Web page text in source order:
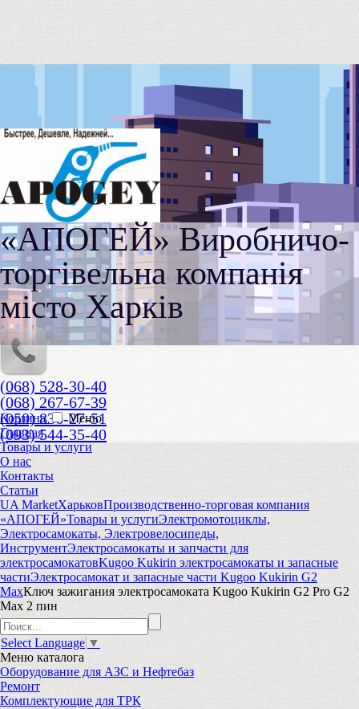
«АПОГЕЙ» Виробничо-
торгівельна компанія
місто Харків
(068) 528-30-40
(068) 267-67-39
(050) 836-27-51
(093) 544-35-40
Корзина
Меню
Главная
Товары и услуги
О нас
Контакты
Статьи
UA MarketХарьковПроизводственно-торговая компания
«АПОГЕЙ»Товары и услугиЭлектромотоциклы,
Электросамокаты, Электровелосипеды,
ИнструментЭлектросамокаты и запчасти для
электросамокатовKugoo Kukirin электросамокаты и запасные
частиЭлектросамокат и запасные части Kugoo Kukirin G2
MaxКлюч зажигания электросамоката Kugoo Kukirin G2 Pro G2
Max 2 пин
Select Language ▼
Меню каталога
Оборудование для АЗС и Нефтебаз
Ремонт
Комплектующие для ТРК